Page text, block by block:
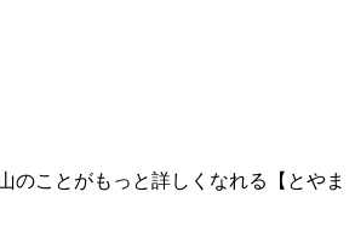
のことがもっと詳しくなれる【とやま